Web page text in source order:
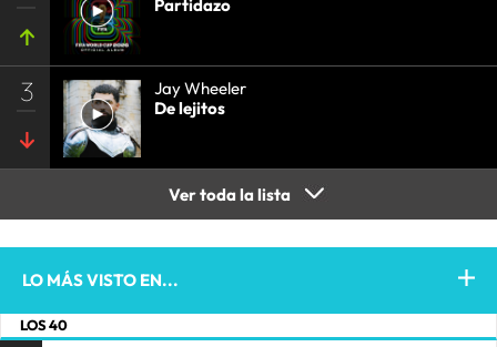
Partidazo
3
Jay Wheeler
De lejitos
Ver toda la lista
LO MÁS VISTO EN...
LOS 40